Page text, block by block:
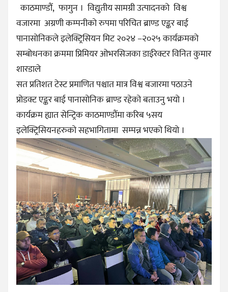
काठमाण्डौं, फागुन । विद्युतीय सामग्री उत्पादनको विश्व
वजारमा अग्रणी कम्पनीको रुपमा परिचित ब्राण्ड एङ्कर बाई
पानासोनिकले इलेक्ट्रिसियन मिट २०२४ –२०२५ कार्यक्रमको
सम्बोधनका क्रममा प्रिमियर ओभरसिजका डाईरेक्टर विनित कुमार
शारडाले
सत प्रतिशत टेस्ट प्रमाणित पश्चात मात्र विश्व बजारमा पठाउने
प्रोडक्ट एङ्कर बाई पानासोनिक ब्राण्ड रहेको बताउनु भयो ।
कार्यक्रम ह्यात सेन्ट्रिक काठमाण्डौंमा करिब ५सय
इलेक्ट्रिसियनहरुको सहभागितामा सम्पन्न भएको थियो ।